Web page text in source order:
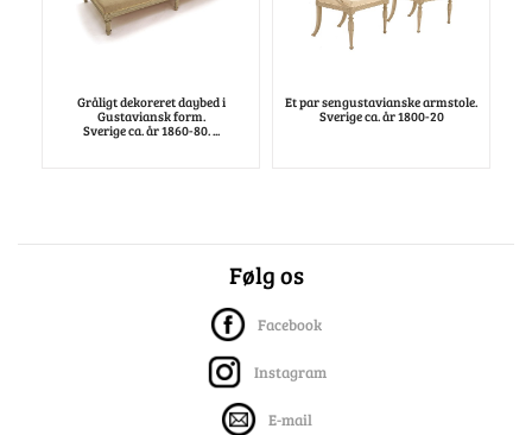
Gråligt dekoreret daybed i
Gustaviansk form.
Sverige ca. år 1860-80. ...
Et par sengustavianske armstole.
Sverige ca. år 1800-20
Følg os
Facebook
Instagram
E-mail